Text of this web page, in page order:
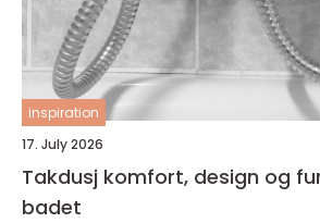
inspiration
17. July 2026
Takdusj komfort, design og funksjon på
badet